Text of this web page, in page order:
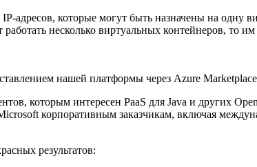
адресов, которые могут быть назначены на
несколько виртуальных контейнеров, то
нашей платформы через Azure
которым интересен PaaS для Java и других
корпоративным заказчикам, включая
результатов: